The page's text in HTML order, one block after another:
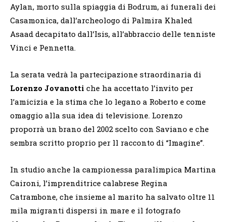
Aylan, morto sulla spiaggia di Bodrum, ai funerali dei
Casamonica, dall’archeologo di Palmira Khaled
Asaad decapitato dall’Isis, all’abbraccio delle tenniste
Vinci e Pennetta.
La serata vedrà la partecipazione straordinaria di
Lorenzo Jovanotti che ha accettato l’invito per
l’amicizia e la stima che lo legano a Roberto e come
omaggio alla sua idea di televisione. Lorenzo
proporrà un brano del 2002 scelto con Saviano e che
sembra scritto proprio per ll racconto di “Imagine”.
In studio anche la campionessa paralimpica Martina
Caironi, l’imprenditrice calabrese Regina
Catrambone, che insieme al marito ha salvato oltre 11
mila migranti dispersi in mare e il fotografo